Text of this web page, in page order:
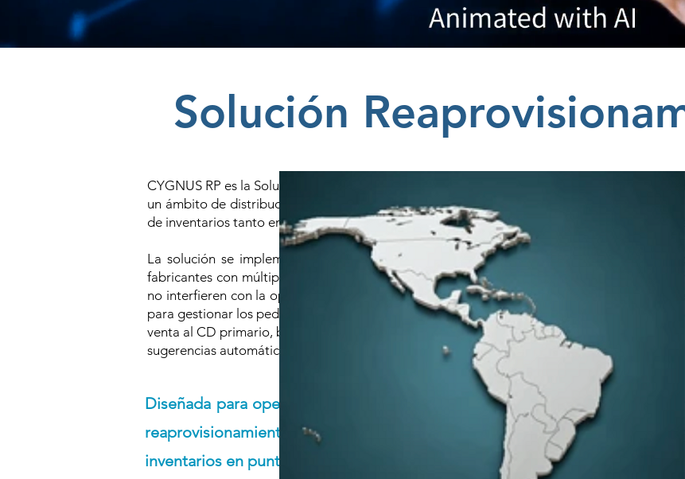
Solución
CYGNUS RP es la Solución Reaprovisionamiento de CYGNUS Suite, que permite
un ámbito de distribución comercial de gestión compleja en cuanto a reposiciones y
de inventarios tanto en puntos de venta como en el Centro de Distribución (CD), a la vez
La solución se implementa típicamente en compañías del sector retail , consumo
fabricantes con múltiples plantas. Con una administración sencilla y controlada,
no interfieren con la operatoria del sistema ERP, efectuando todas las operaciones de
para gestionar los pedidos a proveedores, y de Sugerencias de Reposiciones Automáticas
venta al CD primario, brindando al usuario la flexibilidad necesaria para modificar las
sugerencias automáticas de acuerdo a límites parametrizables.
Diseñada para operar en ámbitos de distribución comercial de gestión
reaprovisionamiento, CYGNUS RP controla de manera eficiente el
inventarios en puntos de venta y CDs y manteniendo el nivel de servicio.